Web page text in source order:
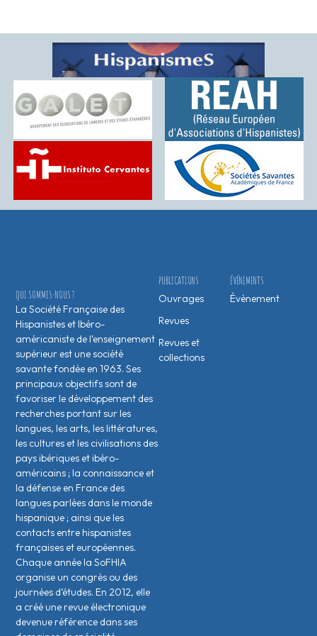
ÉVÉNEMENTS
Évènement
PUBLICATIONS
Ouvrages
Revues
Revues et
collections
QUI SOMMES-NOUS ?
La Société Française des
Hispanistes et Ibéro-
américaniste de l’enseignement
supérieur est une société
savante fondée en 1963. Ses
principaux objectifs sont de
favoriser le développement des
recherches portant sur les
langues, les arts, les littératures,
les cultures et les civilisations des
pays ibériques et ibéro-
américains ; la connaissance et
la défense en France des
langues parlées dans le monde
hispanique ; ainsi que les
contacts entre hispanistes
français·es et européen·nes.
Chaque année la SoFHIA
organise un congrès ou des
journées d’études. En 2012, elle
a créé une revue électronique
devenue référence dans ses